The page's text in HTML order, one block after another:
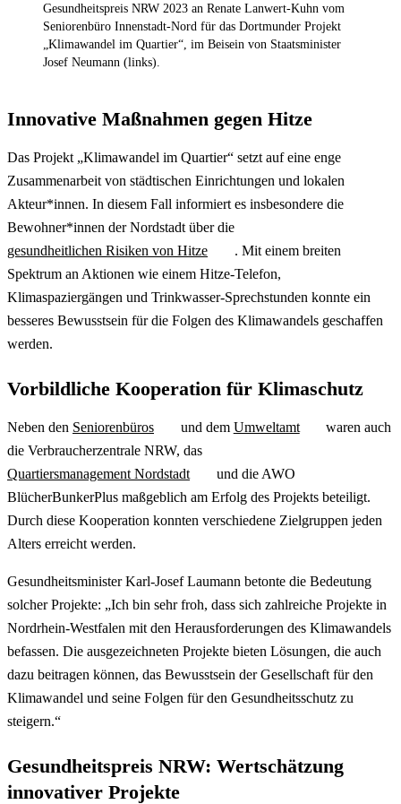
Gesundheitspreis NRW 2023 an Renate Lanwert-Kuhn vom
Seniorenbüro Innenstadt-Nord für das Dortmunder Projekt
„Klimawandel im Quartier“, im Beisein von Staatsminister
Josef Neumann (links).
Innovative Maßnahmen gegen Hitze
Das Projekt „Klimawandel im Quartier“ setzt auf eine enge
Zusammenarbeit von städtischen Einrichtungen und lokalen
Akteur*innen. In diesem Fall informiert es insbesondere die
Bewohner*innen der Nordstadt über die
gesundheitlichen Risiken von Hitze
. Mit einem breiten
Spektrum an Aktionen wie einem Hitze-Telefon,
Klimaspaziergängen und Trinkwasser-Sprechstunden konnte ein
besseres Bewusstsein für die Folgen des Klimawandels geschaffen
werden.
Vorbildliche Kooperation für Klimaschutz
Neben den Seniorenbüros und dem Umweltamt
waren auch
die Verbraucherzentrale NRW, das
Quartiersmanagement Nordstadt
und die AWO
BlücherBunkerPlus maßgeblich am Erfolg des Projekts beteiligt.
Durch diese Kooperation konnten verschiedene Zielgruppen jeden
Alters erreicht werden.
Gesundheitsminister Karl-Josef Laumann betonte die Bedeutung
solcher Projekte: „Ich bin sehr froh, dass sich zahlreiche Projekte in
Nordrhein-Westfalen mit den Herausforderungen des Klimawandels
befassen. Die ausgezeichneten Projekte bieten Lösungen, die auch
dazu beitragen können, das Bewusstsein der Gesellschaft für den
Klimawandel und seine Folgen für den Gesundheitsschutz zu
steigern.“
Gesundheitspreis NRW: Wertschätzung
innovativer Projekte